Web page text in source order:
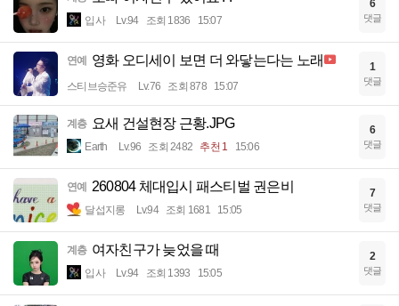
입사 Lv.94 조회 1836 15:07
6
댓글
연예 영화 오디세이 보면 더 와닿는다는 노래
스티브승준유 Lv.76 조회 878 15:07
1
댓글
계층 요새 건설현장 근황.JPG
Earth Lv.96 조회 2482 추천 1 15:06
6
댓글
연예 260804 체대입시 패스티벌 권은비
달섭지롱 Lv.94 조회 1681 15:05
7
댓글
계층 여자친구가 늦었을 때
입사 Lv.94 조회 1393 15:05
2
댓글